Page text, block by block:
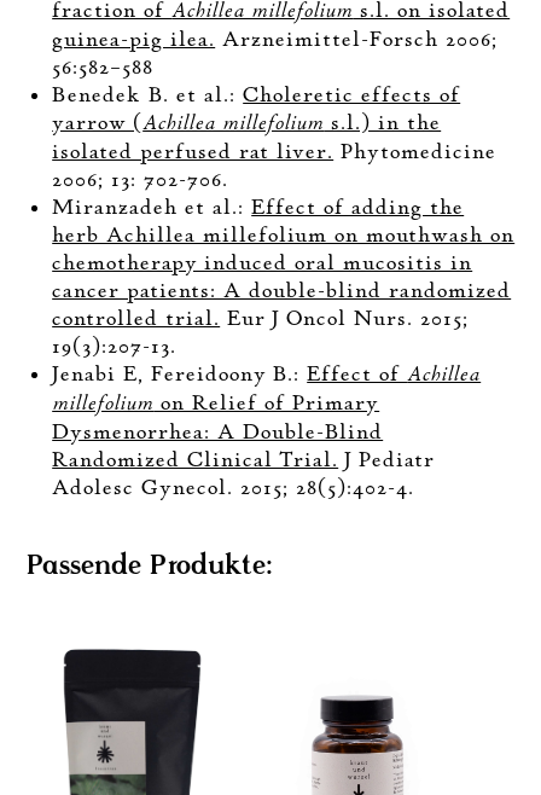
fraction ofAchillea millefolium s.l. on isolated
guinea-pig ilea. Arzneimittel-Forsch 2006;
56:582–588
Benedek B. et al.:Choleretic effects of
yarrow (Achillea millefolium s.l.) in the
isolated perfused rat liver. Phytomedicine
2006; 13: 702-706.
Miranzadeh et al.:Effect of adding the
herb Achillea millefolium on mouthwash on
chemotherapy induced oral mucositis in
cancer patients: A double-blind randomized
controlled trial. Eur J Oncol Nurs. 2015;
19(3):207-13.
Jenabi E, Fereidoony B.:Effect ofAchillea
millefolium on Relief of Primary
Dysmenorrhea: A Double-Blind
Randomized Clinical Trial. J Pediatr
Adolesc Gynecol. 2015; 28(5):402-4.
Passende Produkte: